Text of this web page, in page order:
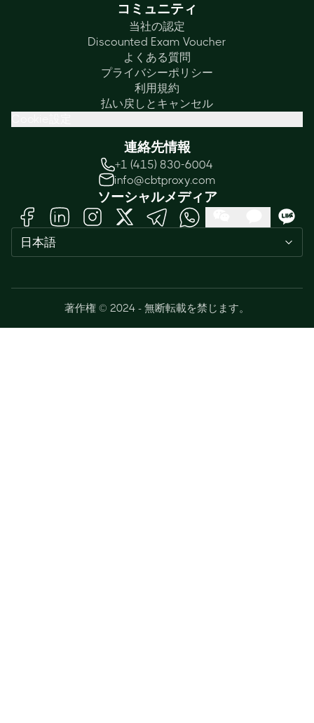
コミュニティ
当社の認定
Discounted Exam Voucher
よくある質問
プライバシーポリシー
利用規約
払い戻しとキャンセル
連絡先情報
+1 (415) 830-6004
info@cbtproxy.com
ソーシャルメディア
日本語
著作権 © 2024 - 無断転載を禁じます。